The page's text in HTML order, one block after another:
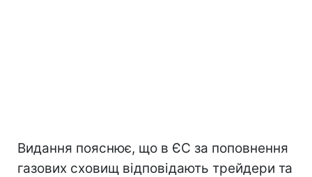
Видання пояснює, що в ЄС за поповнення
газових сховищ відповідають трейдери та